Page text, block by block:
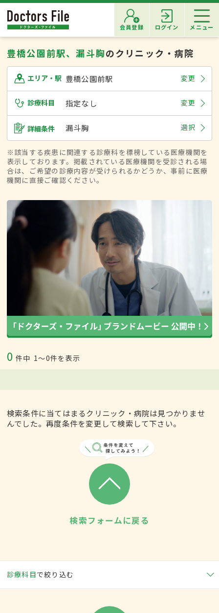
会員登録 ログイン メニュー
豊橋公園前駅、漏斗胸のクリニック・病院
エリア・駅 豊橋公園前駅 変更
診療科目 指定なし 変更
詳細条件 漏斗胸 選択
※該当する疾患に関連する診療科を標榜している医療機関を
表示しております。掲載されている医療機関を受診される場
合は、ご希望の診療内容が受けられるかどうか、事前に医療
機関に直接ご確認ください。
0 件中 1〜0件を表示
検索条件に当てはまるクリニック・病院は見つかりませ
んでした。再度条件を変更して検索して下さい。
検索フォームに戻る
診療科目で絞り込む